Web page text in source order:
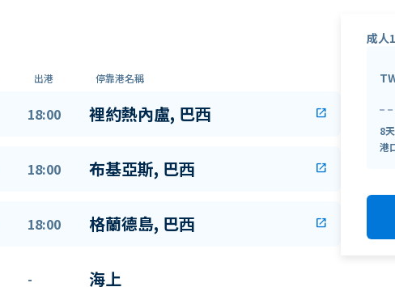
出港 停靠港名稱
18:00 裡約熱內盧, 巴西 open_in_new
18:00 布基亞斯, 巴西 open_in_new
18:00 格蘭德島, 巴西 open_in_new
- 海上
成人
8天
港